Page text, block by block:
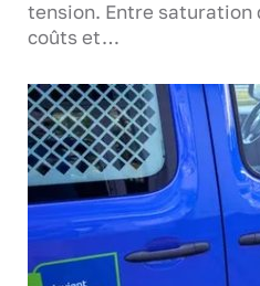
tension. Entre saturation
coûts et…